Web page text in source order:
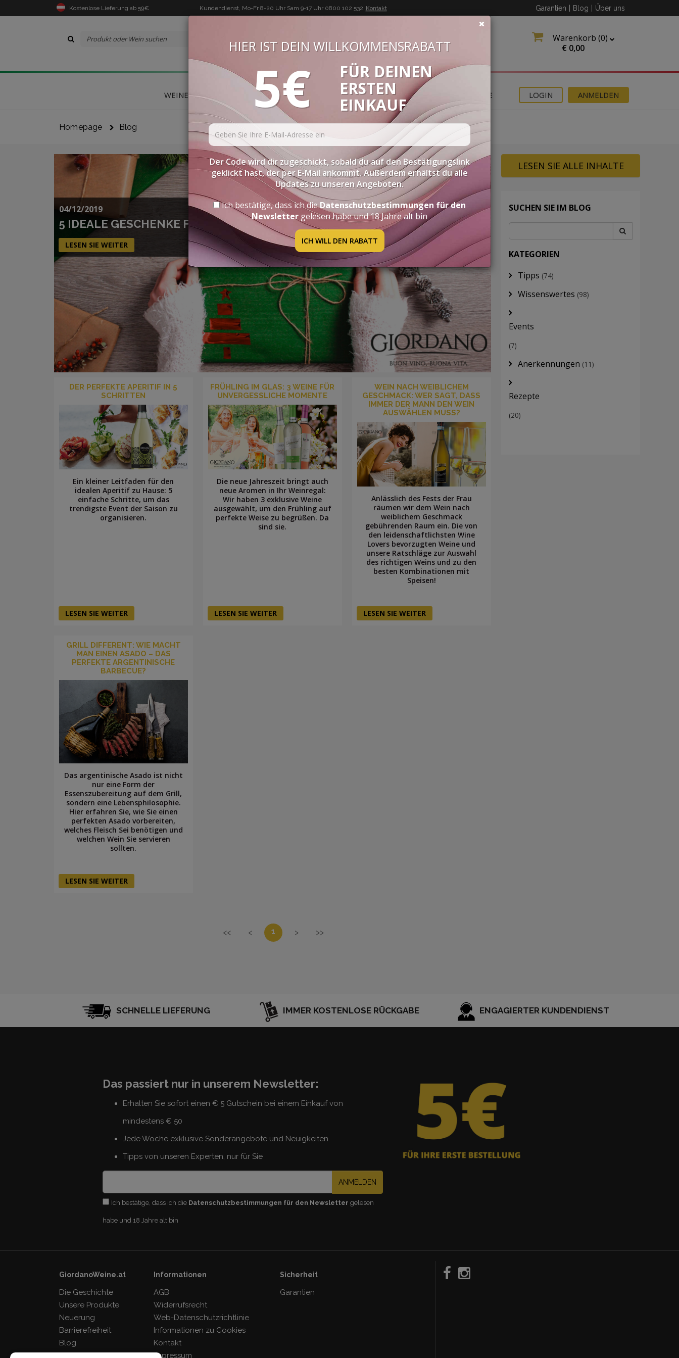
Kostenlose Lieferung ab 59€ Kundendienst, Mo-Fr 8-20 Uhr Sam 9-17 Uhr0800 102 532 Kontakt Garantien Blog Über uns
Warenkorb (0)
€ 0,00
BUON VINO, BUONA VITA
WEINE DELIKATESSEN PROBIERPAKETE SPIRITOUSEN ZUBEHÖR ANGEBOTE ANMELDEN
LOGIN
Homepage Blog
04/12/2019
5 IDEALE GESCHENKE FÜR EINEN WINE LOVER
LESEN SIE WEITER
DER PERFEKTE APERITIF IN 5
SCHRITTEN
Ein kleiner Leitfaden für den
idealen Aperitif zu Hause: 5
einfache Schritte, um das
trendigste Event der Saison zu
organisieren.
LESEN SIE WEITER
FRÜHLING IM GLAS: 3 WEINE FÜR
UNVERGESSLICHE MOMENTE
Die neue Jahreszeit bringt auch
neue Aromen in Ihr Weinregal:
Wir haben 3 exklusive Weine
ausgewählt, um den Frühling auf
perfekte Weise zu begrüßen. Da
sind sie.
LESEN SIE WEITER
WEIN NACH WEIBLICHEM
GESCHMACK: WER SAGT, DASS
IMMER DER MANN DEN WEIN
AUSWÄHLEN MUSS?
Anlässlich des Fests der Frau
räumen wir dem Wein nach
weiblichem Geschmack
gebührenden Raum ein. Die von
den leidenschaftlichsten Wine
Lovers bevorzugten Weine und
unsere Ratschläge zur Auswahl
des richtigen Weins und zu den
besten Kombinationen mit
Speisen!
LESEN SIE WEITER
GRILL DIFFERENT: WIE MACHT
MAN EINEN ASADO – DAS
PERFEKTE ARGENTINISCHE
BARBECUE?
Das argentinische Asado ist nicht
nur eine Form der
Essenszubereitung auf dem Grill,
sondern eine Lebensphilosophie.
Hier erfahren Sie, wie Sie einen
perfekten Asado vorbereiten,
welches Fleisch Sei benötigen und
welchen Wein Sie servieren
sollten.
LESEN SIE WEITER
LESEN SIE ALLE INHALTE
SUCHEN SIE IM BLOG
KATEGORIEN
Tipps (74)
Wissenswertes (98)
Events
(7)
Anerkennungen (11)
Rezepte
(20)
<< < 1 > >>
SCHNELLE LIEFERUNG IMMER KOSTENLOSE RÜCKGABE ENGAGIERTER KUNDENDIENST
Das passiert nur in unserem Newsletter:
Erhalten Sie sofort einen € 5 Gutschein bei einem Einkauf von
mindestens € 50
Jede Woche exklusive Sonderangebote und Neuigkeiten
Tipps von unseren Experten, nur für Sie
ANMELDEN
Ich bestätige, dass ich die Datenschutzbestimmungen für den Newsletter gelesen
habe und 18 Jahre alt bin
GiordanoWeine.at
Die Geschichte
Unsere Produkte
Neuerung
Barrierefreiheit
Blog
Informationen
AGB
Widerrufsrecht
Web-Datenschutzrichtlinie
Informationen zu Cookies
Kontakt
Impressum
Sicherheit
Garantien
HIER IST DEIN WILLKOMMENSRABATT
5€
FÜR DEINEN
ERSTEN
EINKAUF
Der Code wird dir zugeschickt, sobald du auf den Bestätigungslink
geklickt hast, der per E-Mail ankommt. Außerdem erhältst du alle
Updates zu unseren Angeboten.
Ich bestätige, dass ich dieDatenschutzbestimmungen für den
Newsletter gelesen habe und 18 Jahre alt bin
ICH WILL DEN RABATT